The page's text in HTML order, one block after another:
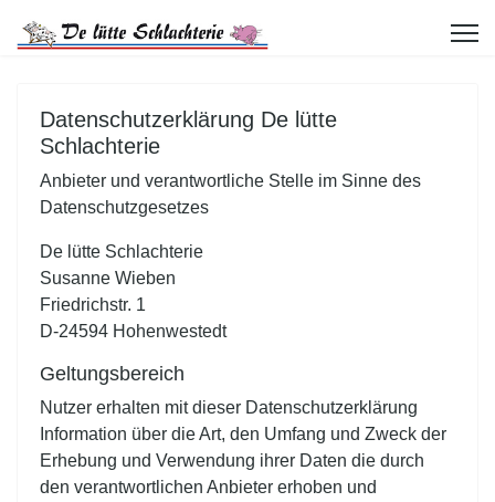
uns
Datenschutz
Datenschutzerklärung De lütte
Schlachterie
Anbieter und verantwortliche Stelle im Sinne des
Datenschutzgesetzes
De lütte Schlachterie
Susanne Wieben
Friedrichstr. 1
D-24594 Hohenwestedt
Geltungsbereich
Nutzer erhalten mit dieser Datenschutzerklärung
Information über die Art, den Umfang und Zweck der
Erhebung und Verwendung ihrer Daten die durch
den verantwortlichen Anbieter erhoben und